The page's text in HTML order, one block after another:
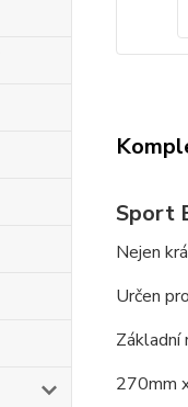
Sport
Nejen
Určen
Základní
270mm